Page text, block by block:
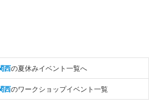
西の夏休みイベント一覧へ
西のワークショップイベント一覧